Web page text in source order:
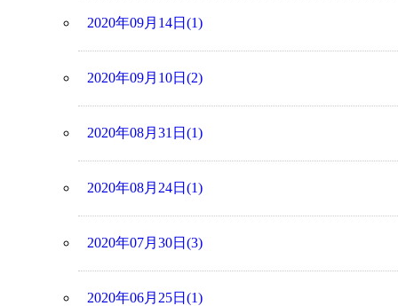
2020年09月14日(1)
2020年09月10日(2)
2020年08月31日(1)
2020年08月24日(1)
2020年07月30日(3)
2020年06月25日(1)